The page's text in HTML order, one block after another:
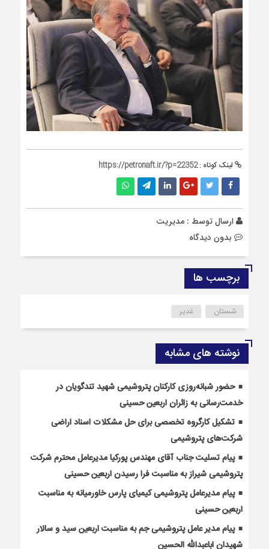
لینک کوتاه :https://petronaft.ir/?p=22352
ارسال توسط : مدیریت
بدون دیدگاه
برچسب ها
شستان غدیر
نوشته های مشابه
حضور شبانه‌روزی کارکنان پتروشیمی شهید تندگویان در
خدمت‌رسانی به زائران اربعین حسینی
تشکیل کارگروه تخصصی برای حل مشکلات اسناد اراضی
شرکت‌های پتروشیمی
پیام تسلیت جناب آقای مهندس پوركیا مدیرعامل محترم شركت
پتروشیمی شیراز به مناسبت فرا رسیدن اربعین حسینی
پیام مدیرعامل پتروشیمی کیمیای پارس خاورمیانه به مناسبت
اربعین حسینی
پیام مدیر عامل پتروشیمی جم به مناسبت اربعین سید و سالار
شهیدان اباعبدالله الحسین